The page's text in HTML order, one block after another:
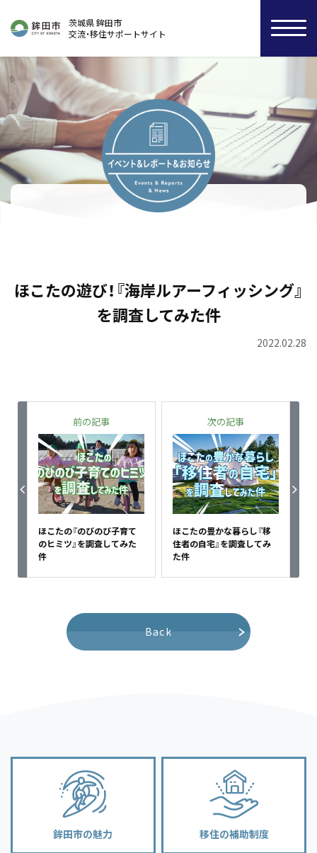
茨城県 鉾田市
交流・移住サポートサイト
ほこたの遊び！『海岸ルアーフィッシング』
を調査してみた件
2022.02.28
前の記事
ほこたの『のびのび子育て
のヒミツ』を調査してみた
件
次の記事
ほこたの豊かな暮らし『移
住者の自宅』を調査してみ
た件
Back
鉾田市の魅力 移住の補助制度